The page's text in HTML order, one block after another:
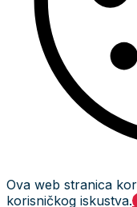
Ova web stranica
korisničkog iskustva.